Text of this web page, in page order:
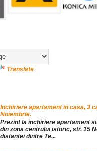
Translate
Inchiriere apartament in casa, 3
Noiembrie.
Prezint la inchiriere apartament
din zona centrului istoric, str. 15
distantei dintre Te...